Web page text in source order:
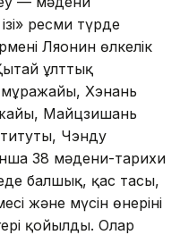
ресми түрде
Ляонин өлкелік
ұлттық
Хэнань
Майцзишань
Чэнду
38 мәдени-тарихи
балшық, қас тасы,
және мүсін өнерінің
қойылды. Олар